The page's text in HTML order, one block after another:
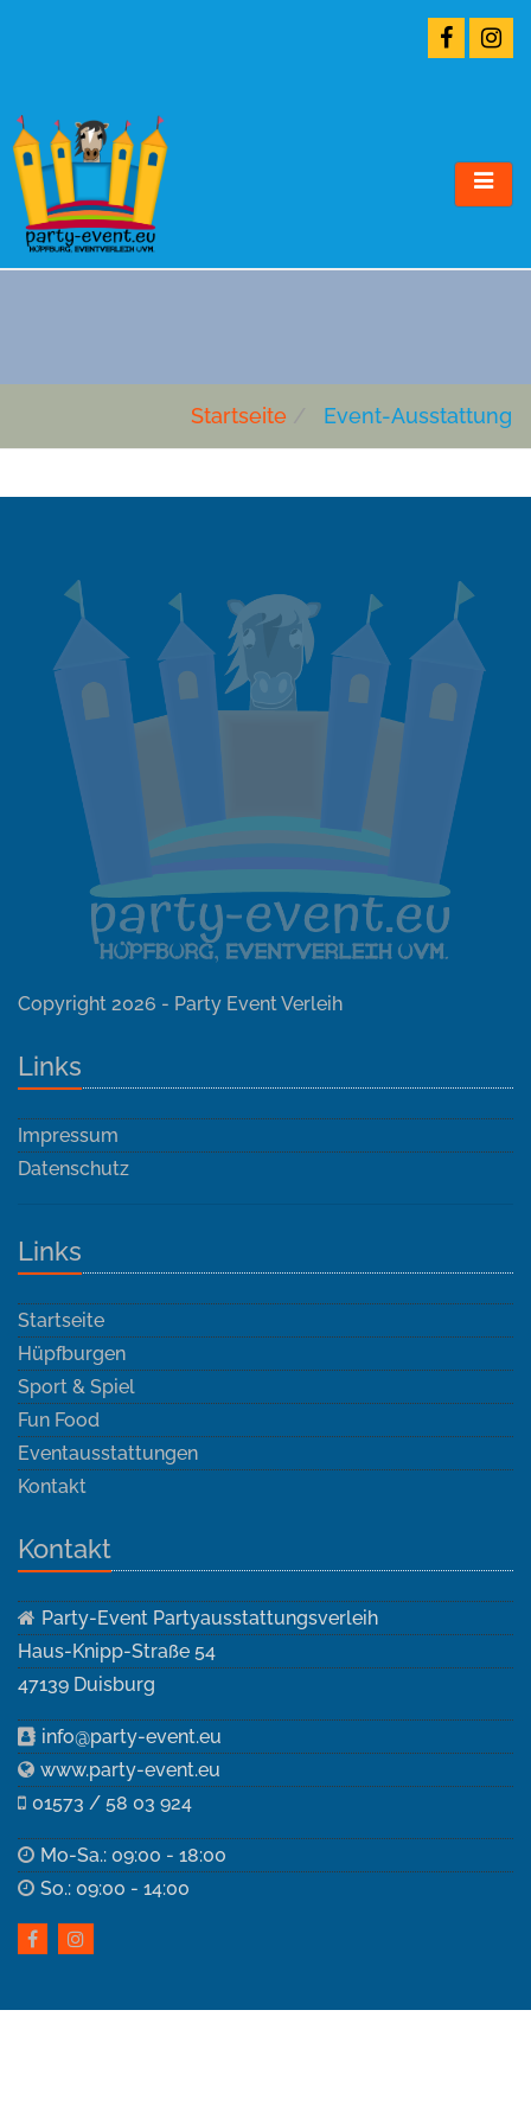
EVENT-AUSSTATTUNG
Startseite Event-Ausstattung
Copyright 2026 - Party Event Verleih
Links
Impressum
Datenschutz
Links
Startseite
Hüpfburgen
Sport & Spiel
Fun Food
Eventausstattungen
Kontakt
Kontakt
Party-Event Partyausstattungsverleih
Haus-Knipp-Straße 54
47139 Duisburg
info@party-event.eu
www.party-event.eu
01573 / 58 03 924
Mo-Sa.: 09:00 - 18:00
So.: 09:00 - 14:00